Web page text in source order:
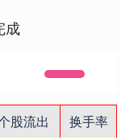
成
股流出
换手率